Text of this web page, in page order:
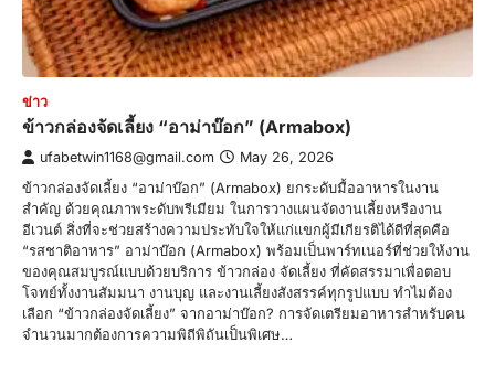
ข่าว
ข้าวกล่องจัดเลี้ยง “อาม่าบ๊อก” (Armabox)
ufabetwin1168@gmail.com May 26, 2026
ข้าวกล่องจัดเลี้ยง “อาม่าบ๊อก” (Armabox) ยกระดับมื้ออาหารในงาน
สำคัญ ด้วยคุณภาพระดับพรีเมียม ในการวางแผนจัดงานเลี้ยงหรืองาน
อีเวนต์ สิ่งที่จะช่วยสร้างความประทับใจให้แก่แขกผู้มีเกียรติได้ดีที่สุดคือ
“รสชาติอาหาร” อาม่าบ๊อก (Armabox) พร้อมเป็นพาร์ทเนอร์ที่ช่วยให้งาน
ของคุณสมบูรณ์แบบด้วยบริการ ข้าวกล่อง จัดเลี้ยง ที่คัดสรรมาเพื่อตอบ
โจทย์ทั้งงานสัมมนา งานบุญ และงานเลี้ยงสังสรรค์ทุกรูปแบบ ทำไมต้อง
เลือก “ข้าวกล่องจัดเลี้ยง” จากอาม่าบ๊อก? การจัดเตรียมอาหารสำหรับคน
จำนวนมากต้องการความพิถีพิถันเป็นพิเศษ…